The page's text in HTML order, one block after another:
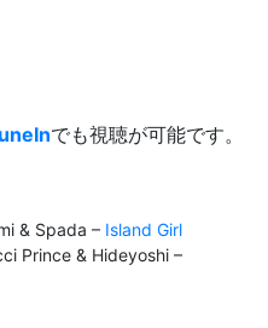
でも視聴が可能です。
& Spada – Island Girl
Prince & Hideyoshi –